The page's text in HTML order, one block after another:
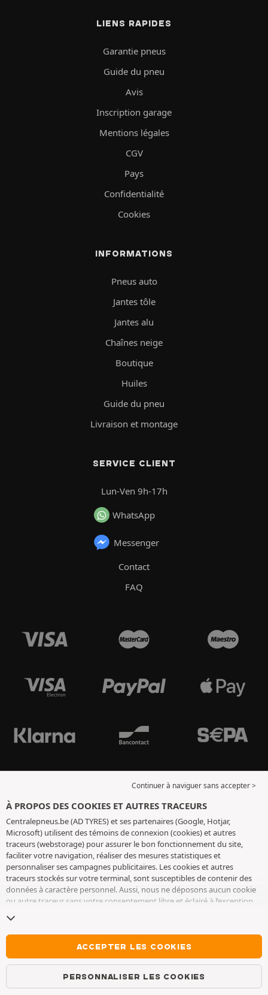
LIENS RAPIDES
Garantie pneus
Guide du pneu
Avis
Inscription garage
Mentions légales
CGV
Pays
Confidentialité
Cookies
INFORMATIONS
Pneus auto
Jantes tôle
Jantes alu
Chaînes neige
Boutique
Huiles
Guide du pneu
Livraison et montage
SERVICE CLIENT
Lun-Ven 9h-17h
WhatsApp
Messenger
Contact
FAQ
Continuer à naviguer sans accepter >
À PROPOS DES COOKIES ET AUTRES TRACEURS
Centralepneus.be (AD TYRES) et ses partenaires (Google, Hotjar,
Microsoft) utilisent des témoins de connexion (cookies) et autres
traceurs (webstorage) pour assurer le bon fonctionnement du site,
faciliter votre navigation, réaliser des mesures statistiques et
personnaliser ses campagnes publicitaires. Les cookies et autres
traceurs stockés sur votre terminal, sont susceptibles de contenir des
données à caractère personnel. Aussi, nous ne déposons aucun cookie
ou autre traceur sans votre consentement libre et éclairé à l’exception
conservons votre choix pendant 6 mois. Vous pouvez retirer votre
consentement à tout moment en vous rendant sur lapage cookies et
. Vous pouvez choisir de continuer à naviguer sans
accepter le dépôt de cookies ou autres traceurs. Le refus ne fait pas
obstacle à l’accès aux services AD TYRES. Pour plus d’informations, nous
vous invitons à consulterla page cookies et autres traceurs
ACCEPTER LES COOKIES
PERSONNALISER LES COOKIES